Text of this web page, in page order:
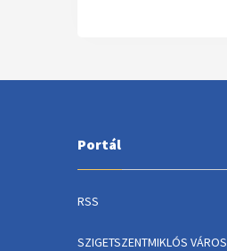
Portál
RSS
SZIGETSZENTMIKLÓS VÁROS